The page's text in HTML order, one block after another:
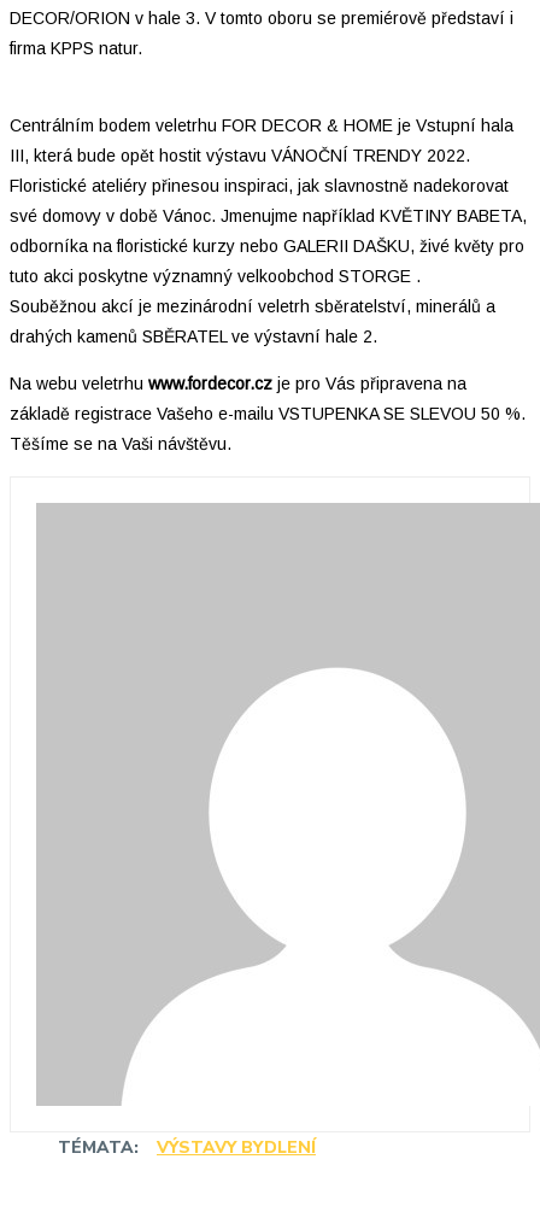
DECOR/ORION v hale 3. V tomto oboru se premiérově představí i
firma KPPS natur.
Centrálním bodem veletrhu FOR DECOR & HOME je Vstupní hala
III, která bude opět hostit výstavu VÁNOČNÍ TRENDY 2022.
Floristické ateliéry přinesou inspiraci, jak slavnostně nadekorovat
své domovy v době Vánoc. Jmenujme například KVĚTINY BABETA,
odborníka na floristické kurzy nebo GALERII DAŠKU, živé květy pro
tuto akci poskytne významný velkoobchod STORGE .
Souběžnou akcí je mezinárodní veletrh sběratelství, minerálů a
drahých kamenů SBĚRATEL ve výstavní hale 2.
Na webu veletrhu www.fordecor.cz je pro Vás připravena na
základě registrace Vašeho e-mailu VSTUPENKA SE SLEVOU 50 %.
Těšíme se na Vaši návštěvu.
TÉMATA: VÝSTAVY BYDLENÍ